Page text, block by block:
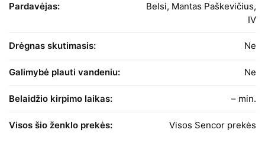
Pardavėjas:
Belsi, Mantas Paškevičius,
IV
Drėgnas skutimasis: Ne
Galimybė plauti vandeniu: Ne
Belaidžio kirpimo laikas: – min.
Visos šio ženklo prekės: Visos Sencor prekės